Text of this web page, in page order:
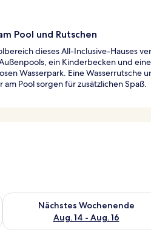
Pool und Rutschen
dieses All-Inclusive-Hauses
ein Kinderbecken und
Wasserpark. Eine Wasserrutsche
am Pool sorgen für zusätzlichen Spaß.
Aug. 7 - Aug. 9.
Nächstes Wochenende
Aug. 14 - Aug. 16
Überprüfe die Verfügbarkeit für